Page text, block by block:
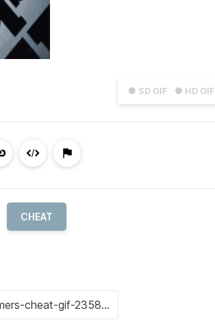
● SD GIF ● HD GIF
CHEAT